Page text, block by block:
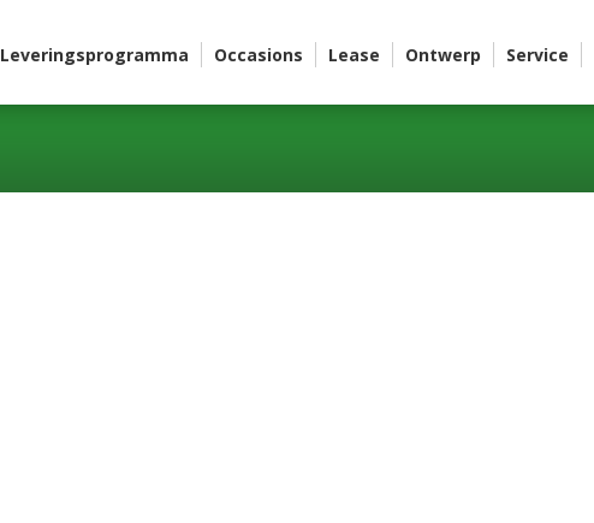
Leveringsprogramma Occasions Lease Ontwerp Service